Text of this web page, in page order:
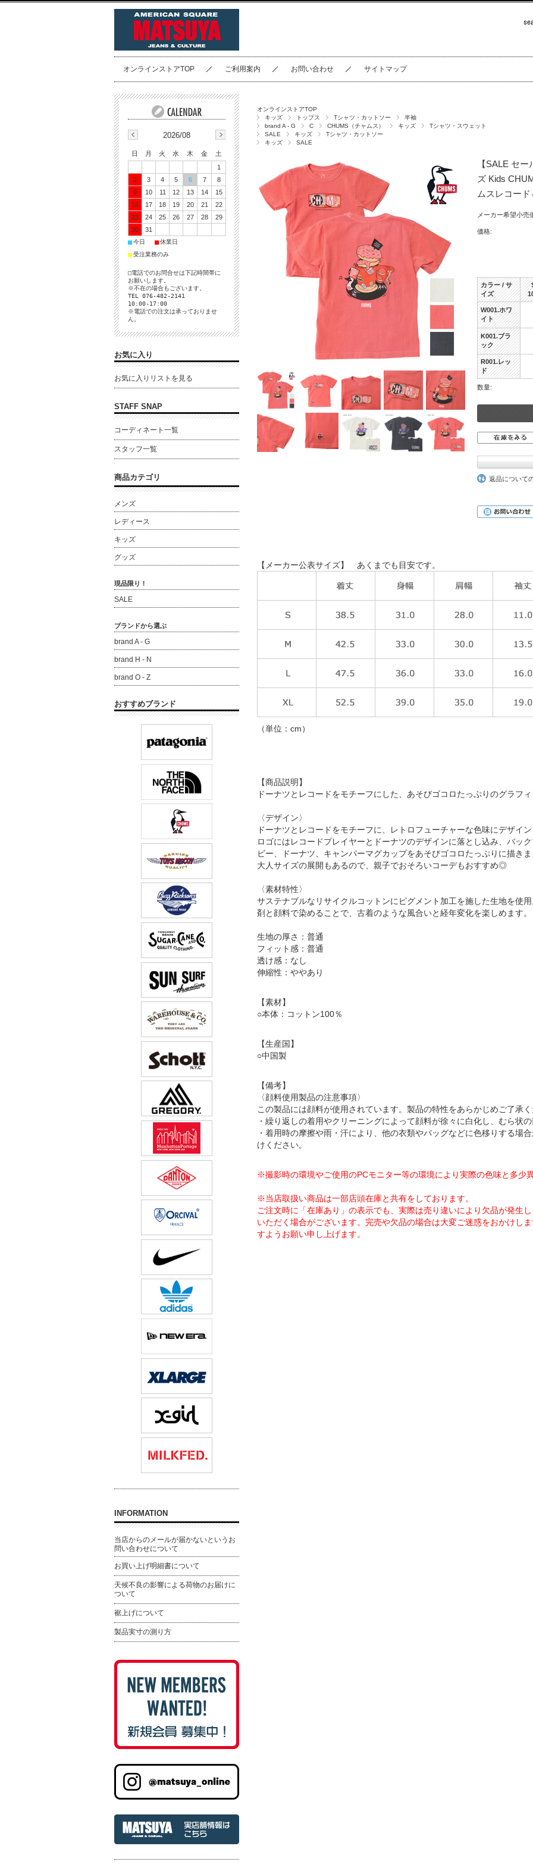
オンラインストアTOP ご利用案内 お問い合わせ サイトマップ
オンラインストアTOP
キッズ
トップス Tシャツ・カットソー
半袖
brand A - G
C CHUMS（チャムス） キッズ
Tシャツ・スウェット
SALE
キッズ
Tシャツ・カットソー
キッズ
SALE
【SALE セ
ズ Kids
ムスレコー
メーカー希望小売
価格:
カラー / サ
イズ
W001.ホワ
イト
K001.ブラ
ック
R001.レッ
ド
数量:
返品について
【メーカー公表サイズ】 あくまでも目安です。
（単位：cm）
【商品説明】
ドーナツとレコードをモチーフにした、あそびゴコロたっぷりのグラフ
〈デザイン〉
ドーナツとレコードをモチーフに、レトロフューチャーな色味にデザイ
ロゴにはレコードプレイヤーとドーナツのデザインに落とし込み、バッ
ビー、ドーナツ、キャンパーマグカップをあそびゴコロたっぷりに描きま
大人サイズの展開もあるので、親子でおそろいコーデもおすすめ◎
〈素材特性〉
サステナブルなリサイクルコットンにピグメント加工を施した生地を使
剤と顔料で染めることで、古着のような風合いと経年変化を楽しめます。
生地の厚さ：普通
フィット感：普通
透け感：なし
伸縮性：ややあり
【素材】
○本体：コットン100％
【生産国】
○中国製
【備考】
〈顔料使用製品の注意事項〉
この製品には顔料が使用されています。製品の特性をあらかじめご了承く
・繰り返しの着用やクリーニングによって顔料が徐々に白化し、むら状の
・着用時の摩擦や雨・汗により、他の衣類やバッグなどに色移りする場
けください。
※撮影時の環境やご使用のPCモニター等の環境により実際の色味と多少
※当店取扱い商品は一部店頭在庫と共有をしております。
ご注文時に「在庫あり」の表示でも、実際は売り違いにより欠品が発生
いただく場合がございます。完売や欠品の場合は大変ご迷惑をおかけし
すようお願い申し上げます。
2026/08
日 月 火 水 木 金
土
1
2
3 4 5 6 7
8
9
10 11 12 13 14
15
16
17 18 19 20 21
22
23
24 25 26 27 28
29
30
31
■今日 ■休業日
■受注業務のみ
□電話でのお問合せは下記時間帯に
お願いします。
※不在の場合もございます。
TEL 076-482-2141
10:00-17:00
※電話での注文は承っておりませ
ん。
お気に入り
お気に入りリストを見る
STAFF SNAP
コーディネート一覧
スタッフ一覧
商品カテゴリ
メンズ
レディース
キッズ
グッズ
現品限り！
SALE
ブランドから選ぶ
brand A - G
brand H - N
brand O - Z
おすすめブランド
INFORMATION
当店からのメールが届かないというお
問い合わせについて
お買い上げ明細書について
天候不良の影響による荷物のお届けに
ついて
裾上げについて
製品実寸の測り方